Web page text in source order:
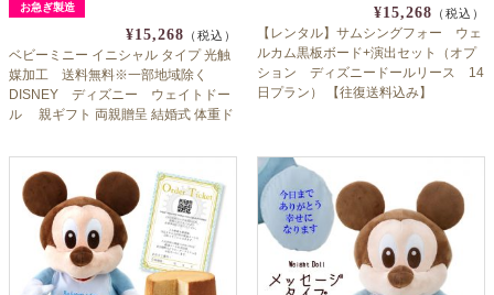
お急ぎ製造
¥15,268 （税込）
ベビーミニー イニシャル タイプ 光触
媒加工 送料無料※一部地域除く
DISNEY ディズニー ウェイトドー
ル 親ギフト 両親贈呈 結婚式 体重ド
¥15,268 （税込）
【レンタル】サムシングフォー ウェ
ルカム黒板ボード+演出セット（オプ
ション ディズニードールリース 14
日プラン） 【往復送料込み】